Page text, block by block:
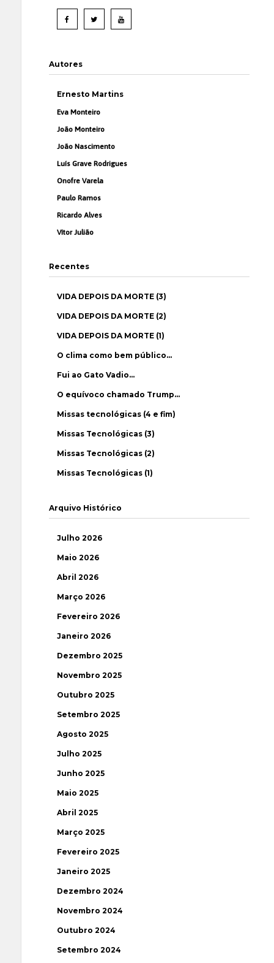
Autores
Ernesto Martins
Eva Monteiro
João Monteiro
João Nascimento
Luís Grave Rodrigues
Onofre Varela
Paulo Ramos
Ricardo Alves
Vítor Julião
Recentes
VIDA DEPOIS DA MORTE (3)
VIDA DEPOIS DA MORTE (2)
VIDA DEPOIS DA MORTE (1)
O clima como bem público…
Fui ao Gato Vadio…
O equívoco chamado Trump…
Missas tecnológicas (4 e fim)
Missas Tecnológicas (3)
Missas Tecnológicas (2)
Missas Tecnológicas (1)
Arquivo Histórico
Julho 2026
Maio 2026
Abril 2026
Março 2026
Fevereiro 2026
Janeiro 2026
Dezembro 2025
Novembro 2025
Outubro 2025
Setembro 2025
Agosto 2025
Julho 2025
Junho 2025
Maio 2025
Abril 2025
Março 2025
Fevereiro 2025
Janeiro 2025
Dezembro 2024
Novembro 2024
Outubro 2024
Setembro 2024